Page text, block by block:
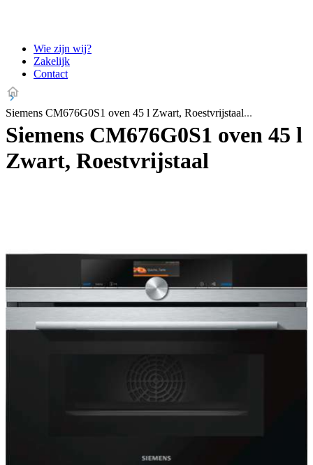
Wie zijn wij?
Zakelijk
Contact
Siemens CM676G0S1 oven 45 l Zwart, Roestvrijstaal
Siemens CM676G0S1 oven 45 l
Zwart, Roestvrijstaal